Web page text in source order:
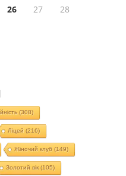
26 27
28
(308)
Ліцей (216)
Жіночий клуб (149)
Золотий вік(105)